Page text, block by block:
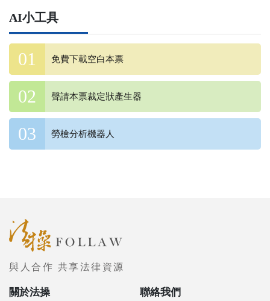
AI小工具
免費下載空白本票
聲請本票裁定狀產生器
勞檢分析機器人
與人合作 共享法律資源
關於法操 聯絡我們